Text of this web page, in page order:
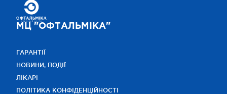
МЦ "ОФТАЛЬМІКА"
ГАРАНТІЇ
НОВИНИ, ПОДІЇ
ЛІКАРІ
ПОЛІТИКА КОНФІДЕНЦІЙНОСТІ